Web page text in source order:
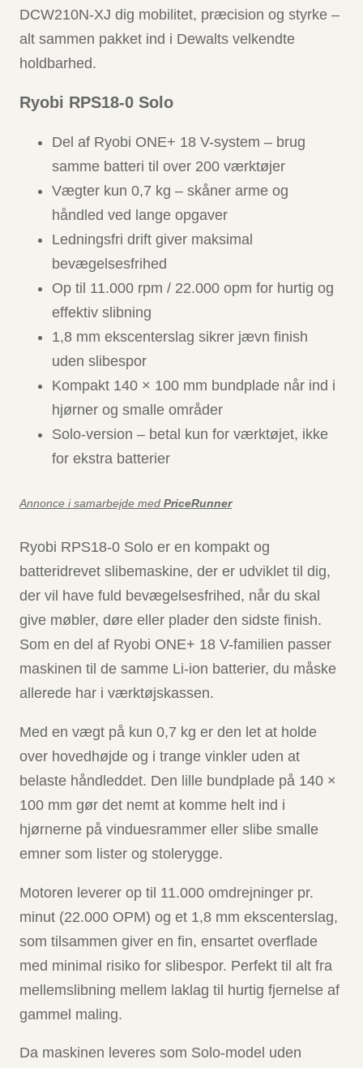
DCW210N-XJ dig mobilitet, præcision og styrke –
alt sammen pakket ind i Dewalts velkendte
holdbarhed.
Ryobi RPS18-0 Solo
Del af Ryobi ONE+ 18 V-system – brug
samme batteri til over 200 værktøjer
Vægter kun 0,7 kg – skåner arme og
håndled ved lange opgaver
Ledningsfri drift giver maksimal
bevægelsesfrihed
Op til 11.000 rpm / 22.000 opm for hurtig og
effektiv slibning
1,8 mm ekscenterslag sikrer jævn finish
uden slibespor
Kompakt 140 × 100 mm bundplade når ind i
hjørner og smalle områder
Solo-version – betal kun for værktøjet, ikke
for ekstra batterier
Annonce i samarbejde med PriceRunner
Ryobi RPS18-0 Solo er en kompakt og
batteridrevet slibemaskine, der er udviklet til dig,
der vil have fuld bevægelsesfrihed, når du skal
give møbler, døre eller plader den sidste finish.
Som en del af Ryobi ONE+ 18 V-familien passer
maskinen til de samme Li-ion batterier, du måske
allerede har i værktøjskassen.
Med en vægt på kun 0,7 kg er den let at holde
over hovedhøjde og i trange vinkler uden at
belaste håndleddet. Den lille bundplade på 140 ×
100 mm gør det nemt at komme helt ind i
hjørnerne på vinduesrammer eller slibe smalle
emner som lister og stolerygge.
Motoren leverer op til 11.000 omdrejninger pr.
minut (22.000 OPM) og et 1,8 mm ekscenterslag,
som tilsammen giver en fin, ensartet overflade
med minimal risiko for slibespor. Perfekt til alt fra
mellemslibning mellem laklag til hurtig fjernelse af
gammel maling.
Da maskinen leveres som Solo-model uden